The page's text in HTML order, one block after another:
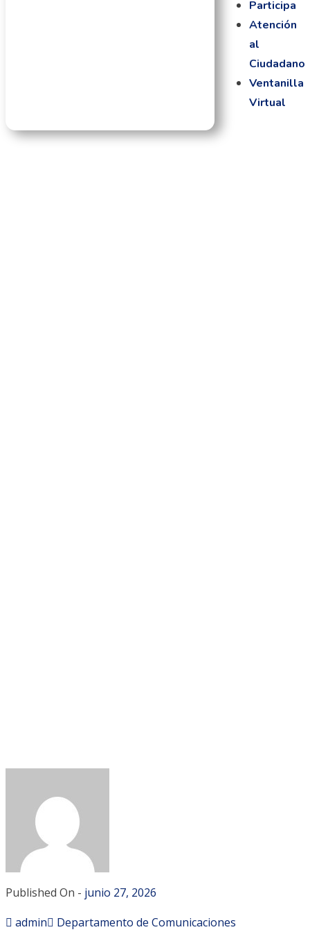
Participa
Atención
al
Ciudadano
Ventanilla
Virtual
Published On - junio 27, 2026
admin
Departamento de Comunicaciones